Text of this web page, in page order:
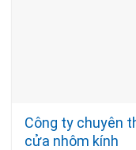
Công ty chuyên
cửa nhôm kính